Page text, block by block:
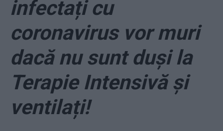
infectați cu
coronavirus vor muri
dacă nu sunt duși la
Terapie Intensivă și
ventilați!